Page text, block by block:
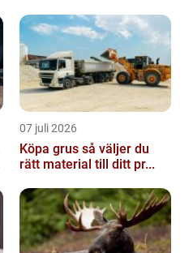
07 juli 2026
Köpa grus så väljer du
rätt material till ditt pr...